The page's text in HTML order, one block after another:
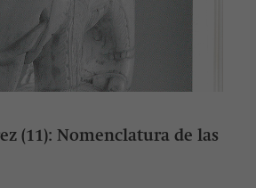
(11): Nomenclatura de las